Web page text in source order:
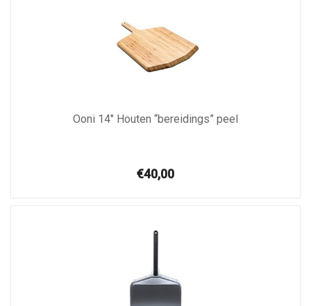
Ooni 14″ Houten “bereidings” peel
€40,00